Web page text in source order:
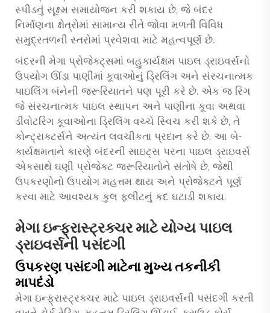
સ્પીડનું સૂક્ષ્મ સમાયોજન કરી શકાય છે, જે બંદર
નિર્માણના ક્ષેત્રોમાં સામાન્ય રીતે જોવા મળતી વિવિધ
સમુદ્રતળની સ્તરોમાં પ્રવેશવા માટે મહત્વપૂર્ણ છે.
બંદરની મેગા પ્રોજેક્ટ્સમાં બહુકાર્યક્ષમ પાઇલ ડ્રાઇવર્સનો
ઉપયોગ ઊંડા પાણીમાં કૂવાઓનું ડ્રિલિંગ અને સંરચનાત્મક
પાઇલિંગ બંનેની જરૂરિયાતને પણ પૂરી કરે છે. એક જ રિગ
જે સંરચનાત્મક પાઇલ સ્થાપન અને પાણીના કૂવા અથવા
ડીવોટરિંગ કૂવાઓના ડ્રિલિંગ વચ્ચે સ્વિચ કરી શકે છે, તે
કોન્ટ્રાક્ટર્સને અત્યંત લવચીકતા પ્રદાન કરે છે. આ બે-
કાર્યક્ષમતાને કારણે બંદરની સાઇટ્સ પરના પાઇલ ડ્રાઇવર્સ
એકસાથે ઘણી પ્રોજેક્ટ જરૂરિયાતોને સંતોષે છે, જેથી
ઉપકરણોનો ઉપયોગ મહત્તમ થાય અને પ્રોજેક્ટને પૂર્ણ
કરવા માટે આવશ્યક કુલ ફ્લીટનું કદ ઘટાડી શકાય.
મેગા ઇન્ફ્રાસ્ટ્રક્ચર માટે યોગ્ય પાઇલ
ડ્રાઇવર્સની પસંદગી
ઉપકરણ પસંદગી માટેના મુખ્ય તકનીકી
માપદંડો
મેગા ઇન્ફ્રાસ્ટ્રક્ચર માટે પાઇલ ડ્રાઇવર્સની પસંદગી કરતી